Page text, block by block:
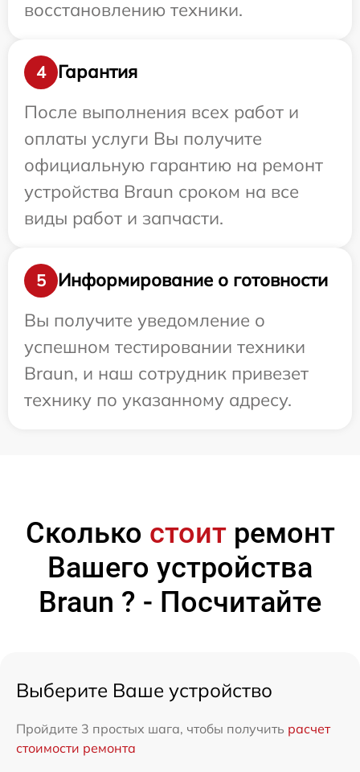
восстановлению техники.
4
Гарантия
После выполнения всех работ и
оплаты услуги Вы получите
официальную гарантию на ремонт
устройства Braun сроком на все
виды работ и запчасти.
5
Информирование о готовности
Вы получите уведомление о
успешном тестировании техники
Braun, и наш сотрудник привезет
технику по указанному адресу.
Сколько стоитремонт
Вашего устройства
Braun ? - Посчитайте
Выберите Ваше устройство
Пройдите 3 простых шага, чтобы получить расчет
стоимости ремонта